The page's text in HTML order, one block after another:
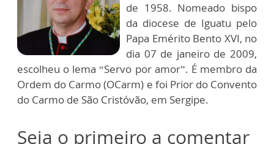
de 1958. Nomeado bispo
da diocese de Iguatu pelo
Papa Emérito Bento XVI, no
dia 07 de janeiro de 2009,
escolheu o lema “Servo por amor”. É membro da
Ordem do Carmo (OCarm) e foi Prior do Convento
do Carmo de São Cristóvão, em Sergipe.
Seja o primeiro a comentar